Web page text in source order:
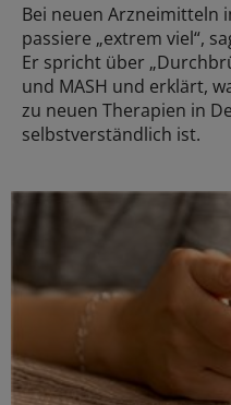
Bei neuen Arzneimitteln
passiere „extrem viel“,
Er spricht über
und MASH und erklärt,
zu neuen Therapien in
selbstverständlich ist.